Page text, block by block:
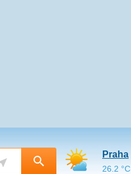
Praha
26.2 °C